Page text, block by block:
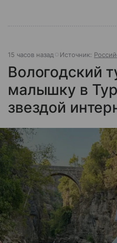
15 часов назад Источник:
Вологодский
малышку в
звездой